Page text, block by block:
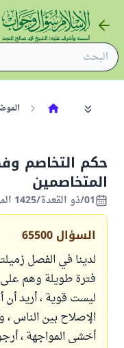
حكم التخاصم
المتخاصمين
01/ذو القعدة/1425 الموافق 13/ديسمبر/2004
السؤال 65500
لدينا في الفصل
فترة طويلة وهم على
ليست قوية ، أريد
الإصلاح بين الناس ،
أخشى المواجهة ،